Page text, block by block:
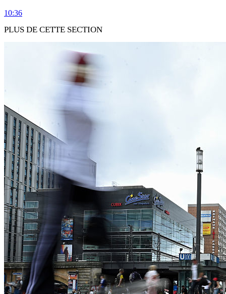
10:36
PLUS DE CETTE SECTION